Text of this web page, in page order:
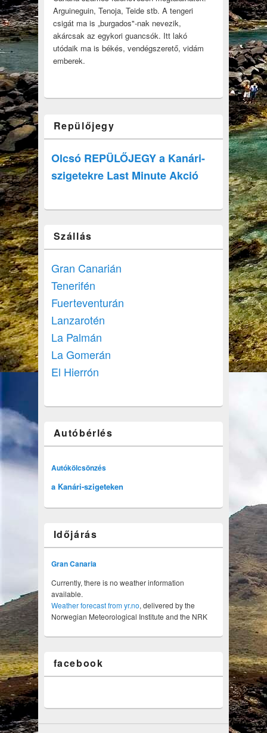
Arguineguin, Tenoja, Teide stb. A tengeri
csigát ma is „burgados"-nak nevezik,
akárcsak az egykori guancsók. Itt lakó
utódaik ma is békés, vendégszerető, vidám
emberek.
Repülőjegy
Olcsó REPÜLŐJEGY a Kanári-
szigetekre Last Minute Akció
Szállás
Gran Canarián
Tenerifén
Fuerteventurán
Lanzarotén
La Palmán
La Gomerán
El Hierrón
Autóbérlés
Autókölcsönzés
a Kanári-szigeteken
Időjárás
Gran Canaria
Currently, there is no weather information
available.
Weather forecast from yr.no, delivered by the
Norwegian Meteorological Institute and the NRK
facebook